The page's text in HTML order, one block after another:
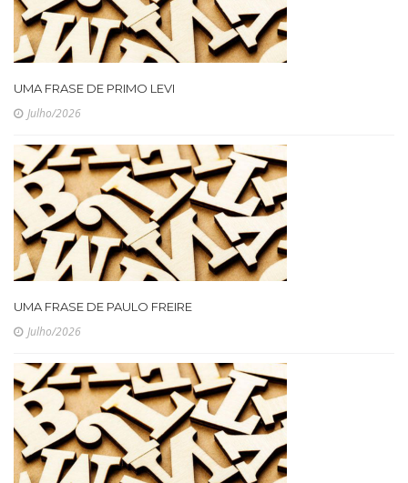
UMA FRASE DE PRIMO LEVI
Julho/2026
UMA FRASE DE PAULO FREIRE
Julho/2026